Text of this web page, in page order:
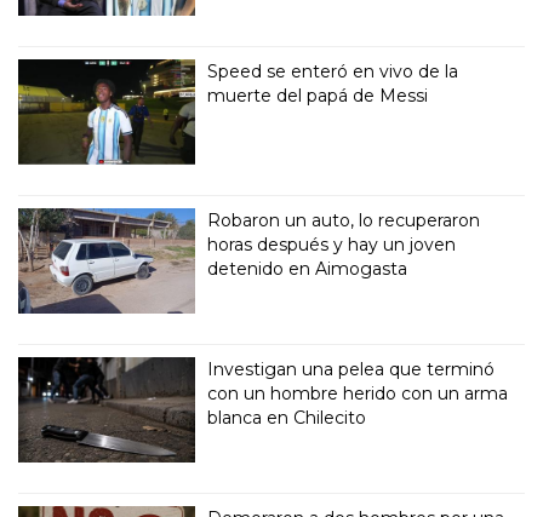
Speed se enteró en vivo de la
muerte del papá de Messi
Robaron un auto, lo recuperaron
horas después y hay un joven
detenido en Aimogasta
Investigan una pelea que terminó
con un hombre herido con un arma
blanca en Chilecito